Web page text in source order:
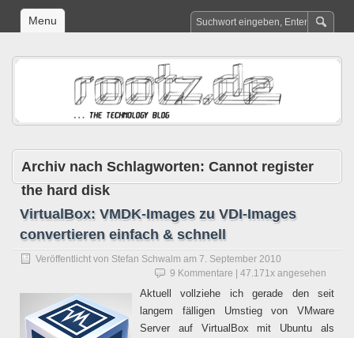
Menu
Archiv nach Schlagworten: Cannot register
the hard disk
VirtualBox: VMDK-Images zu VDI-Images
convertieren einfach & schnell
Veröffentlicht von Stefan Schwalm am 7. September 2010
9 Kommentare | 47.171x angesehen
Aktuell vollziehe ich gerade den seit
langem fälligen Umstieg von VMware
Server auf VirtualBox mit Ubuntu als